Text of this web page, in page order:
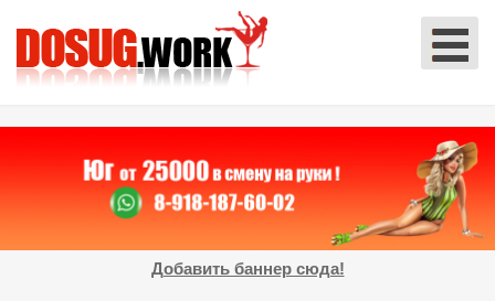
Добавить баннер сюда!